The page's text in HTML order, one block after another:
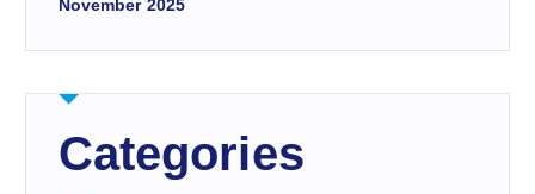
November 2025
Categories